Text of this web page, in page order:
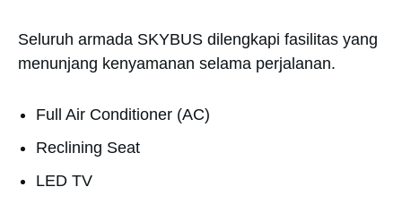
Seluruh armada SKYBUS dilengkapi fasilitas yang
menunjang kenyamanan selama perjalanan.
Full Air Conditioner (AC)
Reclining Seat
LED TV